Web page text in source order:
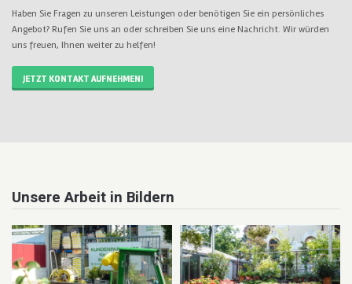
Haben Sie Fragen zu unseren Leistungen oder benötigen Sie ein persönliches
Angebot? Rufen Sie uns an oder schreiben Sie uns eine Nachricht. Wir würden
uns freuen, Ihnen weiter zu helfen!
JETZT KONTAKT AUFNEHMEN!
Unsere Arbeit in Bildern